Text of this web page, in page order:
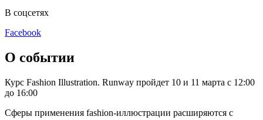
В соцсетях
Facebook
О событии
Курс Fashion Illustration. Runway пройдет 10 и 11 марта с 12:00
до 16:00
Сферы применения fashion-иллюстрации расширяются с